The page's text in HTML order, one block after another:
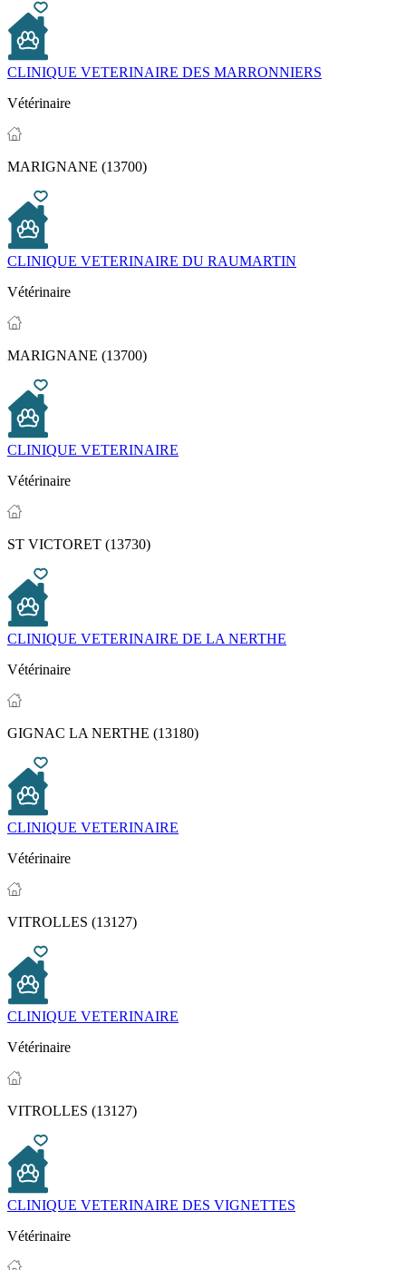
CLINIQUE VETERINAIRE DES MARRONNIERS
Vétérinaire
MARIGNANE (13700)
CLINIQUE VETERINAIRE DU RAUMARTIN
Vétérinaire
MARIGNANE (13700)
CLINIQUE VETERINAIRE
Vétérinaire
ST VICTORET (13730)
CLINIQUE VETERINAIRE DE LA NERTHE
Vétérinaire
GIGNAC LA NERTHE (13180)
CLINIQUE VETERINAIRE
Vétérinaire
VITROLLES (13127)
CLINIQUE VETERINAIRE
Vétérinaire
VITROLLES (13127)
CLINIQUE VETERINAIRE DES VIGNETTES
Vétérinaire